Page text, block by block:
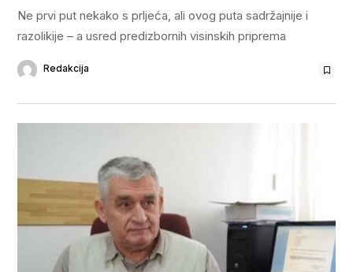
Ne prvi put nekako s prljeća, ali ovog puta sadržajnije i
razolikije – a usred predizbornih visinskih priprema
Redakcija